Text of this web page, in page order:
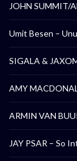
JOHN SUMMIT/
Umit Besen –
SIGALA &
AMY
ARMIN VAN
JAY PSAR – So